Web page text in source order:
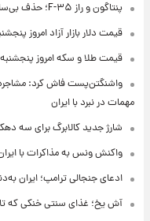
پنتاگون و راز F-۳۵؛ حذف بی‌سابقه گزارش‌های عملکرد جنگنده‌های نسل پنجم
قیمت دلار بازار آزاد امروز پنجشنبه ۱۵ مرداد ۱۴۰۵
قیمت طلا و سکه امروز پنجشنبه ۱۵ مرداد ۱۴۰۵
واشنگتن‌پست فاش کرد: مشاجره
مهمات در نبرد با ایران
شارژ جدید کالابرگ برای سه
واکنش ونس به مذاکرات با
ادعای جنجالی ترامپ؛ ایران
آش یخ؛ غذای سنتی خنکی که